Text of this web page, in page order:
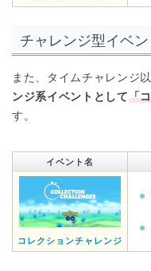
チャレンジ型イベン
また、タイムチャレンジ
ンジ系イベントとして「
す。
イベント名
コレクションチャレンジ